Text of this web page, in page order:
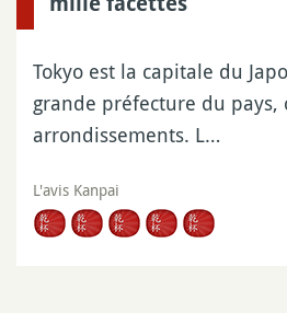
Tokyo est la capitale du
grande préfecture du pays,
arrondissements. L…
L'avis Kanpai